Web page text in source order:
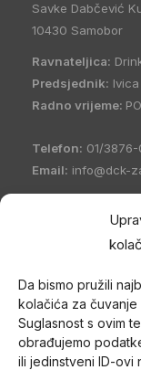
Da bismo pružili
kolačića za čuvanje
Suglasnost s ovim
obrađujemo
ili jedinstveni ID-ovi
Savke Dabčević
10430 Samobor
Ravnateljica:
Predsjednik:
Radno vrijeme:
Telefon: 01/
Email: info@dck-
21096894110
županije(DCK
u Zagrebu. Po
Gradskih
članica) i jedan od